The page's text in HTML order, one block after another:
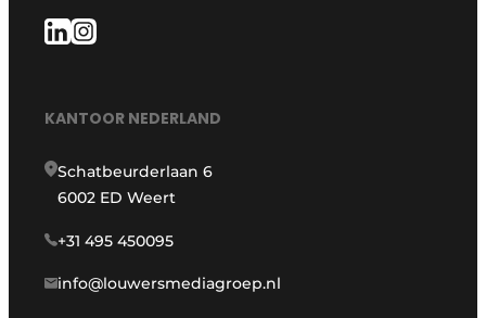
KANTOOR NEDERLAND
Schatbeurderlaan 6
6002 ED Weert
+31 495 450095
info@louwersmediagroep.nl